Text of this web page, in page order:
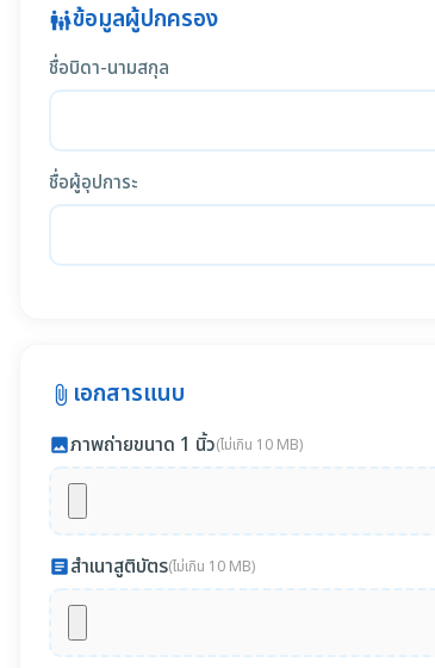
family_restroomข้อมูลผู้ปกครอง
ชื่อบิดา-นามสกุล
ชื่อผู้อุปการะ
attach_file เอกสารแนบ
photoภาพถ่ายขนาด 1 นิ้ว(ไม่เกิน 10 MB)
articleสำเนาสูติบัตร(ไม่เกิน 10 MB)